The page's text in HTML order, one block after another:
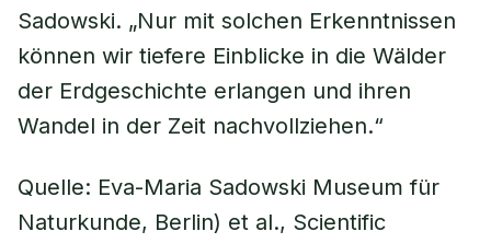
Sadowski. „Nur mit solchen Erkenntnissen
können wir tiefere Einblicke in die Wälder
der Erdgeschichte erlangen und ihren
Wandel in der Zeit nachvollziehen.“
Quelle: Eva-Maria Sadowski Museum für
Naturkunde, Berlin) et al., Scientific